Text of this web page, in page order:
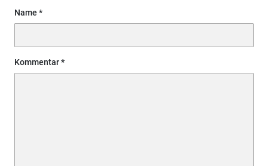
Name
Kommentar